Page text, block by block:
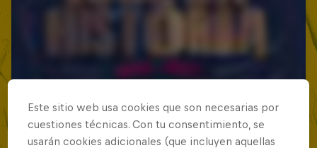
Este sitio web usa cookies que son necesarias por
cuestiones técnicas. Con tu consentimiento, se
usarán cookies adicionales (que incluyen aquellas